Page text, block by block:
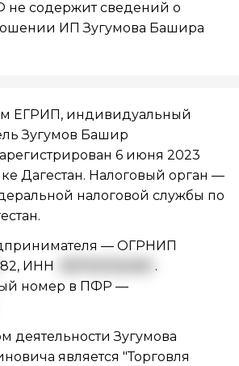
не содержит сведений о
ИП Зугумова Башира
ЕГРИП, индивидуальный
Зугумов Башир
6 июня 2023
Дагестан. Налоговый орган —
налоговой службы по
— ОГРНИП
82, ИНН
.
номер в ПФР —
деятельности Зугумова
является "Торговля